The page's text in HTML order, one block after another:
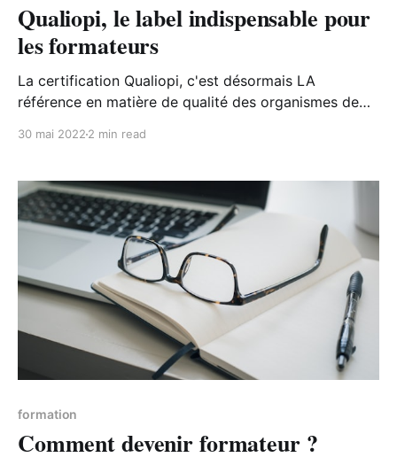
Qualiopi, le label indispensable pour
les formateurs
La certification Qualiopi, c'est désormais LA
référence en matière de qualité des organismes de
30 mai 2022 2 min read
formation
Comment devenir formateur ?